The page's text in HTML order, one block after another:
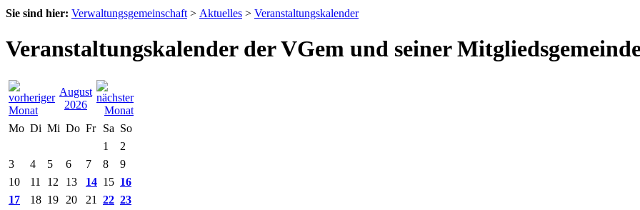
Sie sind hier: Verwaltungsgemeinschaft > Aktuelles > Veranstaltungskalender
Veranstaltungskalender der VGem und seiner
August
2026
Mo Di Mi Do Fr Sa So
1
2
3
4 5 6 7 8
9
10
11 12 13 14 15 16
17
18 19 20 21 22 23